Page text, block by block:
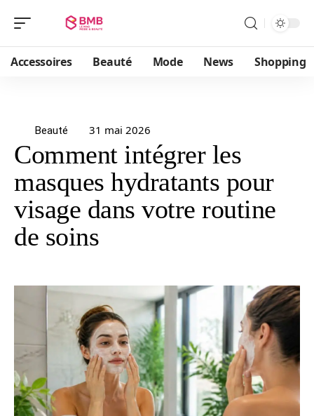
Accessoires Beauté Mode News Shopping
Beauté 31 mai 2026
Comment intégrer les
masques hydratants pour
visage dans votre routine
de soins